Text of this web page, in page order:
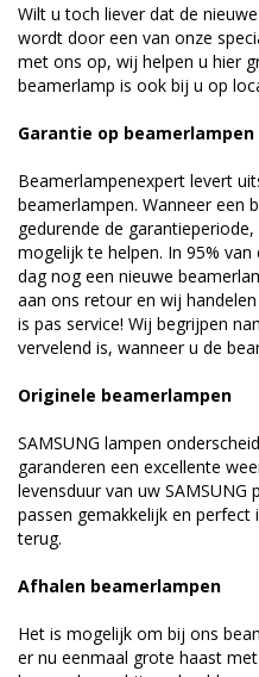
Wilt u toch liever dat de
wordt door een van onze
met ons op, wij helpen u hier
beamerlamp is ook bij u op
Garantie op beamerlampen
Beamerlampenexpert levert
beamerlampen. Wanneer een
gedurende de
mogelijk te helpen. In 95%
dag nog een nieuwe
aan ons retour en wij
is pas service! Wij begrijpen
vervelend is, wanneer u de
Originele beamerlampen
SAMSUNG lampen
garanderen een excellente
levensduur van uw
passen gemakkelijk en
terug.
Afhalen beamerlampen
Het is mogelijk om bij ons
er nu eenmaal grote haast